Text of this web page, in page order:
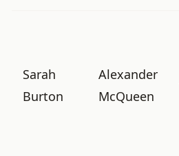
Sarah
Burton
Alexander
McQueen